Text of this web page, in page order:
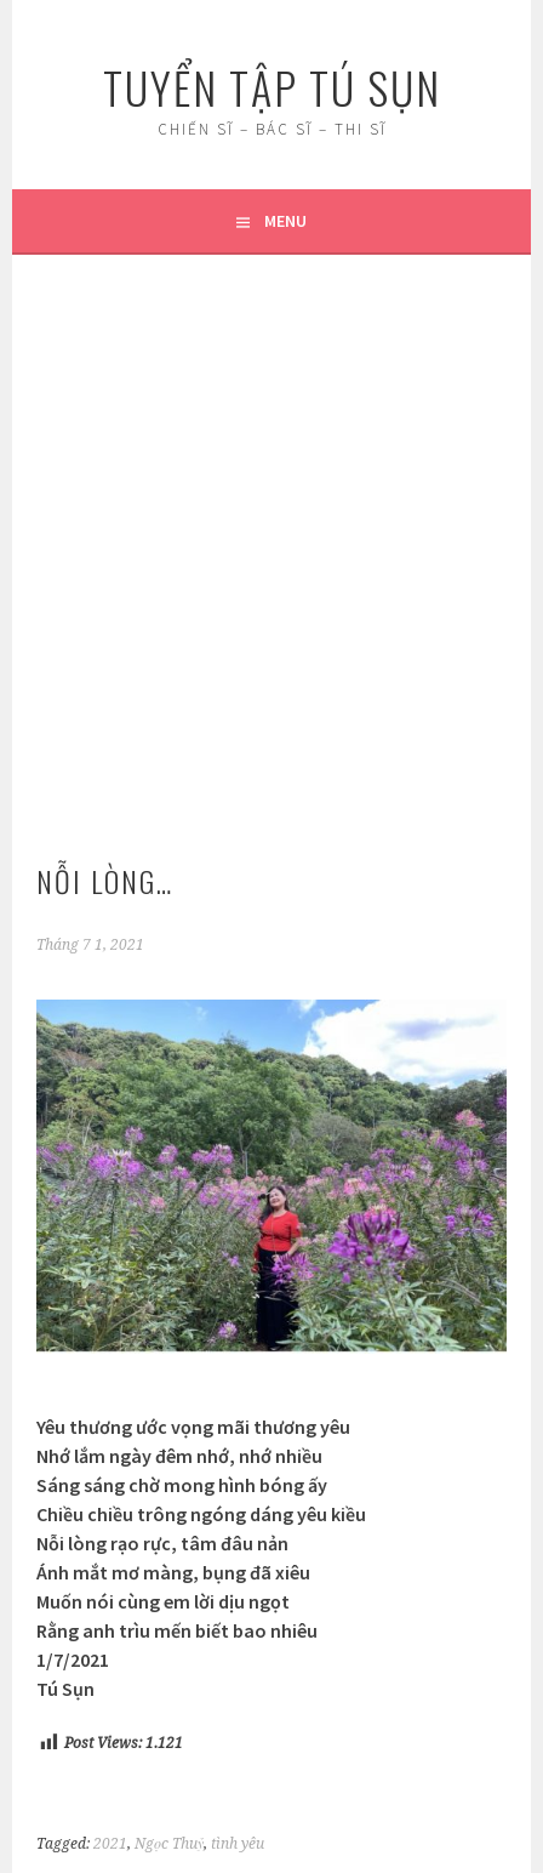
TUYỂN TẬP TÚ SỤN
CHIẾN SĨ – BÁC SĨ – THI SĨ
MENU
NỖI LÒNG…
Tháng 7 1, 2021
Yêu thương ước vọng mãi thương yêu
Nhớ lắm ngày đêm nhớ, nhớ nhiều
Sáng sáng chờ mong hình bóng ấy
Chiều chiều trông ngóng dáng yêu kiều
Nỗi lòng rạo rực, tâm đâu nản
Ánh mắt mơ màng, bụng đã xiêu
Muốn nói cùng em lời dịu ngọt
Rằng anh trìu mến biết bao nhiêu
1/7/2021
Tú Sụn
Post Views: 1.121
Tagged:2021,Ngọc Thuỷ, tình yêu